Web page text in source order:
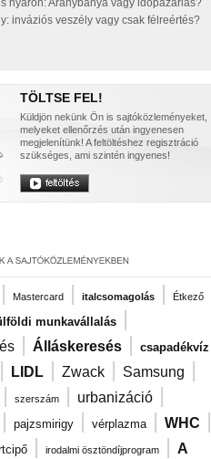
nyáron: Aranybánya vagy időpazarlás?
inváziós veszély vagy csak félreértés?
TÖLTSE FEL!
Küldjön nekünk Ön is sajtóközleményeket,
melyeket ellenőrzés után ingyenesen
megjelenítünk! A feltöltéshez regisztráció
szükséges, ami szintén ingyenes!
| Mastercard | italcsomagolás | Étkező
munkavállalás |
| Álláskeresés | csapadékvíz
| LIDL | Zwack | Samsung |
| szerszám | urbanizáció |
| pajzsmirigy | vérplazma | WHC |
| irodalmi ösztöndíjprogram | A